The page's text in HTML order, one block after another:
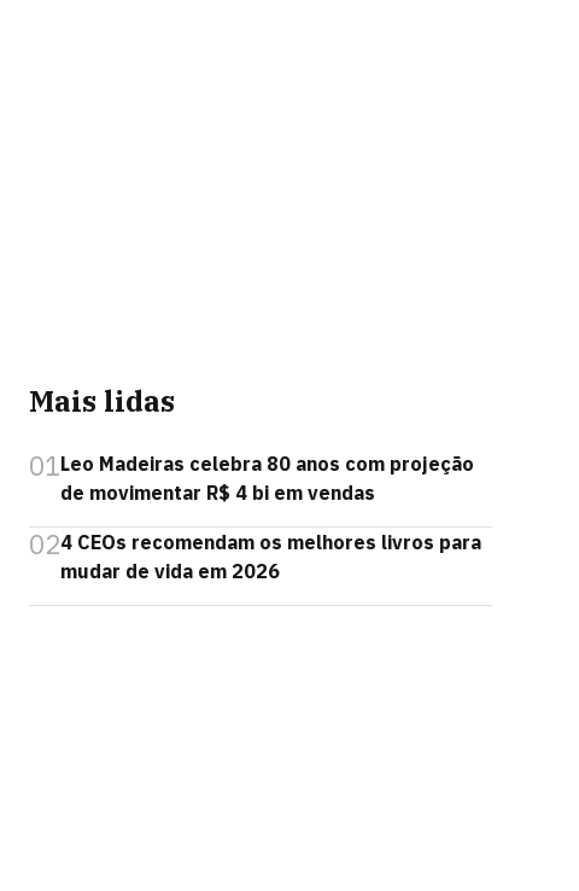
Mais lidas
01Leo Madeiras celebra 80 anos com projeção
de movimentar R$ 4 bi em vendas
024 CEOs recomendam os melhores livros para
mudar de vida em 2026